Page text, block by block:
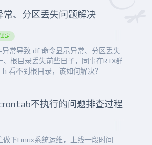
、分区丢失问题解决
定
常导致 df 命令显示异常、分区丢失
根目录丢失前些日子，同事在RTX群
看不到根目录，该如何解决？
不执行的问题排查过程
下Linux系统运维，上线一段时间